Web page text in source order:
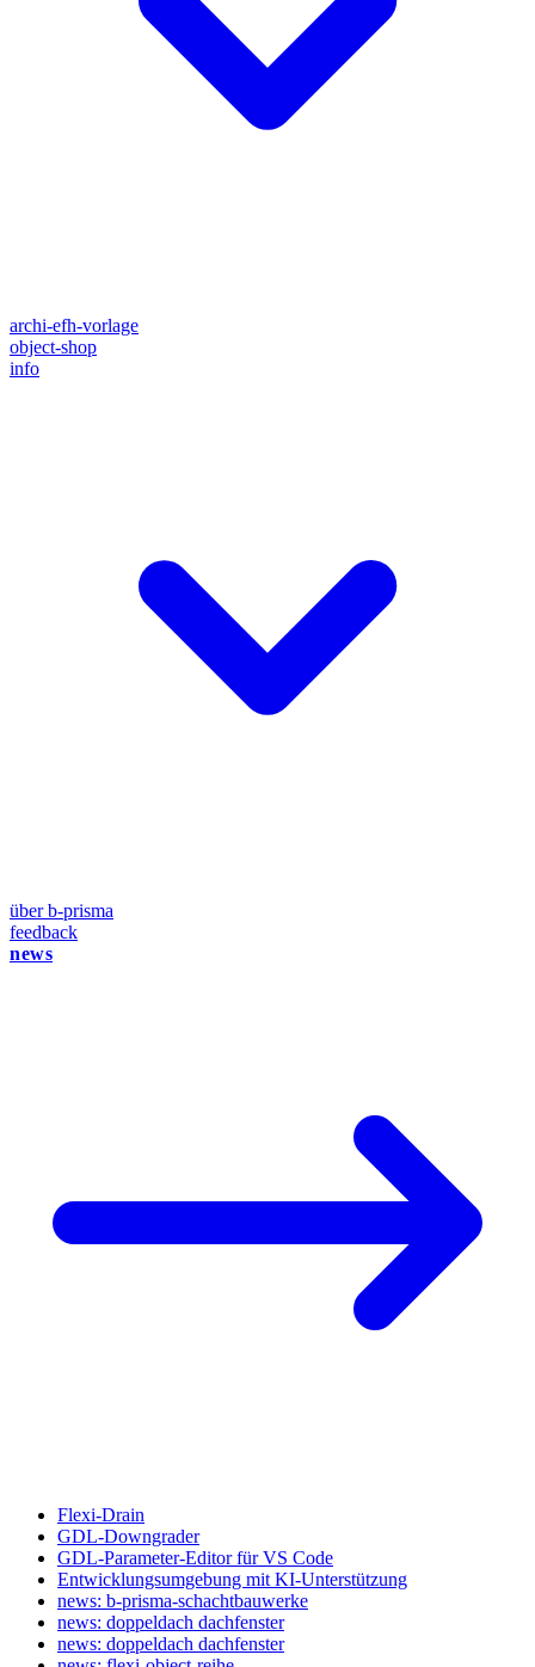
archi-efh-vorlage
object-shop
info
über b-prisma
feedback
news
Flexi-Drain
GDL-Downgrader
GDL-Parameter-Editor für VS Code
Entwicklungsumgebung mit KI-Unterstützung
news: b-prisma-schachtbauwerke
news: doppeldach dachfenster
news: doppeldach dachfenster